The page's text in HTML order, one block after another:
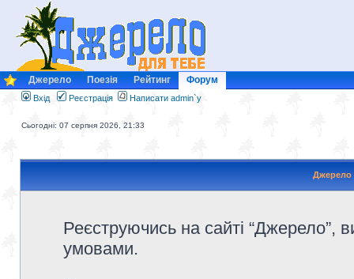
Джерело Поезія Рейтинг Форум
Вхід Реєстрація Написати admin`у
Сьогодні: 07 серпня 2026, 21:33
Джерело
Реєструючись на сайті “Джерело”,
умовами.